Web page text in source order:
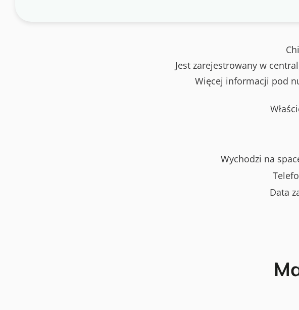
Jest zarejestrowany w
Więcej informacji pod
Wychodzi na
Data